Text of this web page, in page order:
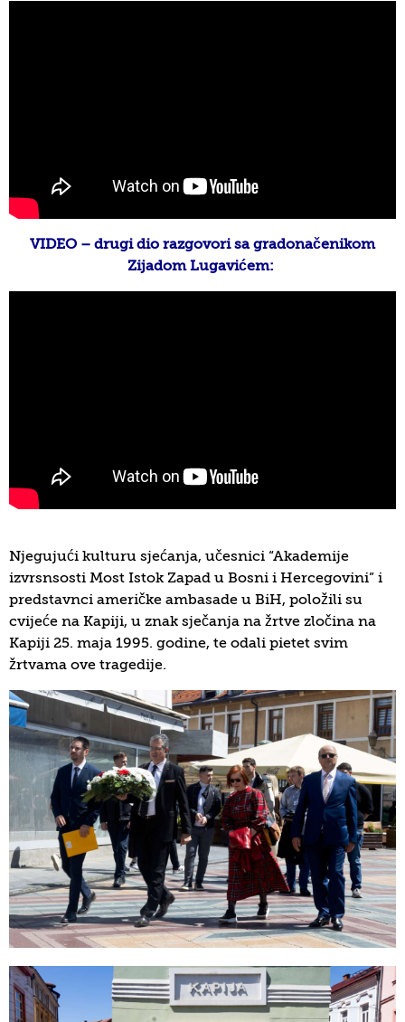
VIDEO – drugi dio razgovori sa gradonačenikom
Zijadom Lugavićem:
Njegujući kulturu sjećanja, učesnici “Akademije
izvrsnsosti Most Istok Zapad u Bosni i Hercegovini” i
predstavnci američke ambasade u BiH, položili su
cvijeće na Kapiji, u znak sječanja na žrtve zločina na
Kapiji 25. maja 1995. godine, te odali pietet svim
žrtvama ove tragedije.